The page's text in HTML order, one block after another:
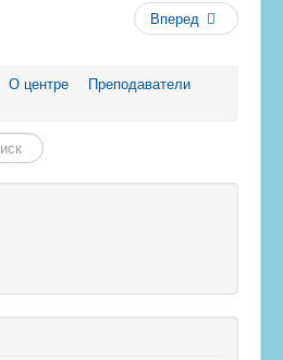
Вперед
О центре
Преподаватели